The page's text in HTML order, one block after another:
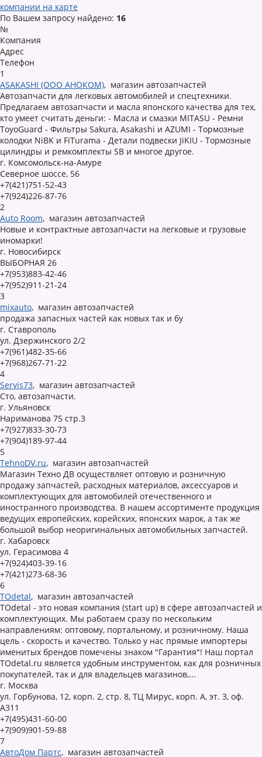
компании на карте
По Вашем запросу найдено: 16
№
Компания
Адрес
Телефон
1
ASAKASHI (ООО АНОКОМ), магазин автозапчастей
Автозапчасти для легковых автомобилей и спецтехники.
Предлагаем автозапчасти и масла японского качества для тех,
кто умеет считать деньги: - Масла и смазки MITASU - Ремни
ToyoGuard - Фильтры Sakura, Asakashi и AZUMI - Тормозные
колодки NiBK и FiTurama - Детали подвески JiKIU - Тормозные
цилиндры и ремкомплекты SB и многое другое.
г. Комсомольск-на-Амуре
Северное шоссе, 56
+7(421)751-52-43
+7(924)226-87-76
2
Auto Room, магазин автозапчастей
Новые и контрактные автозапчасти на легковые и грузовые
иномарки!
г. Новосибирск
ВЫБОРНАЯ 26
+7(953)883-42-46
+7(952)911-21-24
3
mixauto, магазин автозапчастей
продажа запасных частей как новых так и бу
г. Ставрополь
ул. Дзержинского 2/2
+7(961)482-35-66
+7(968)267-71-22
4
Servis73, магазин автозапчастей
Сто, автозапчасти.
г. Ульяновск
Нариманова 75 стр.3
+7(927)833-30-73
+7(904)189-97-44
5
TehnoDV.ru, магазин автозапчастей
Магазин Техно ДВ осуществляет оптовую и розничную
продажу запчастей, расходных материалов, аксессуаров и
комплектующих для автомобилей отечественного и
иностранного производства. В нашем ассортименте продукция
ведущих европейских, корейских, японских марок, а так же
большой выбор неоригинальных автомобильных запчастей.
г. Хабаровск
ул. Герасимова 4
+7(924)403-39-16
+7(421)273-68-36
6
TOdetal, магазин автозапчастей
TOdetal - это новая компания (start up) в сфере автозапчастей и
комплектующих. Мы работаем сразу по нескольким
направлениям: оптовому, портальному, и розничному. Наша
цель - скорость и качество. Только у нас прямые импортеры
именитых брендов помечены знаком "Гарантия"! Наш портал
TOdetal.ru является удобным инструментом, как для розничных
покупателей, так и для владельцев магазинов,...
г. Москва
ул. Горбунова, 12, корп. 2, стр. 8, ТЦ Мирус, корп. А, эт. 3, оф.
А311
+7(495)431-60-00
+7(909)901-59-88
7
АвтоДом Партс, магазин автозапчастей